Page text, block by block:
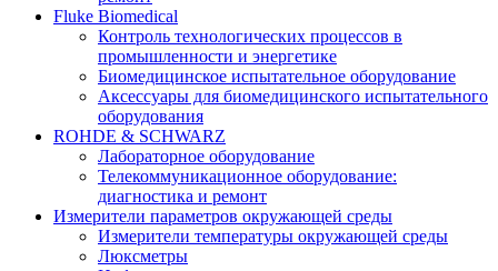
Fluke Biomedical
Контроль технологических процессов в
промышленности и энергетике
Биомедицинское испытательное оборудование
Аксессуары для биомедицинского испытательного
оборудования
ROHDE & SCHWARZ
Лабораторное оборудование
Телекоммуникационное оборудование:
диагностика и ремонт
Измерители параметров окружающей среды
Измерители температуры окружающей среды
Люксметры